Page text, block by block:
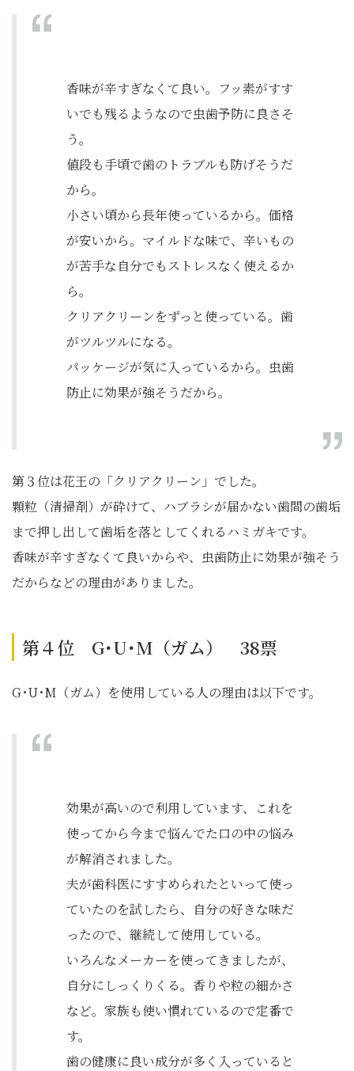
香味が辛すぎなくて良い。フッ素がすす
いでも残るようなので虫歯予防に良さそ
う。
値段も手頃で歯のトラブルも防げそうだ
から。
小さい頃から長年使っているから。価格
が安いから。マイルドな味で、辛いもの
が苦手な自分でもストレスなく使えるか
ら。
クリアクリーンをずっと使っている。歯
がツルツルになる。
パッケージが気に入っているから。虫歯
防止に効果が強そうだから。
第３位は花王の「クリアクリーン」でした。
顆粒（清掃剤）が砕けて、ハブラシが届かない歯間の歯垢
まで押し出して歯垢を落としてくれるハミガキです。
香味が辛すぎなくて良いからや、虫歯防止に効果が強そう
だからなどの理由がありました。
第４位 G･U･M（ガム） 38票
G･U･M（ガム）を使用している人の理由は以下です。
効果が高いので利用しています、これを
使ってから今まで悩んでた口の中の悩み
が解消されました。
夫が歯科医にすすめられたといって使っ
ていたのを試したら、自分の好きな味だ
ったので、継続して使用している。
いろんなメーカーを使ってきましたが、
自分にしっくりくる。香りや粒の細かさ
など。家族も使い慣れているので定番で
す。
歯の健康に良い成分が多く入っていると